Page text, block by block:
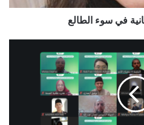
في سوء الطالع